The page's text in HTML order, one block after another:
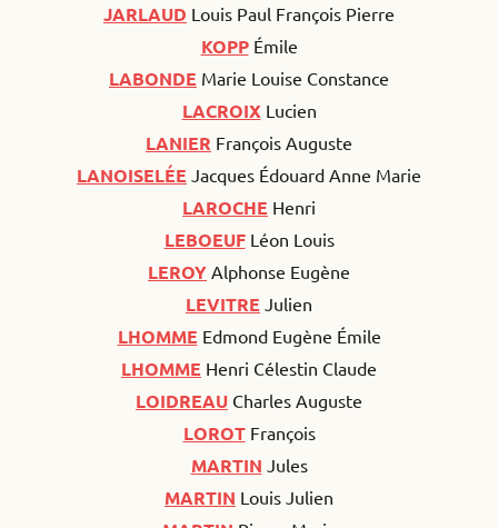
JARLAUD Louis Paul François Pierre
KOPPÉmile
LABONDE Marie Louise Constance
LACROIX Lucien
LANIER François Auguste
LANOISELÉE Jacques Édouard Anne Marie
LAROCHE Henri
LEBOEUF Léon Louis
LEROY Alphonse Eugène
LEVITRE Julien
LHOMME Edmond Eugène Émile
LHOMME Henri Célestin Claude
LOIDREAU Charles Auguste
LOROT François
MARTIN Jules
MARTIN Louis Julien